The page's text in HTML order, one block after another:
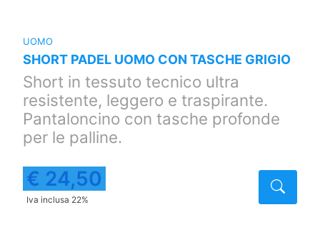
UOMO
SHORT PADEL UOMO CON TASCHE GRIGIO
Short in tessuto tecnico ultra
resistente, leggero e traspirante.
Pantaloncino con tasche profonde
per le palline.
€ 24,50
Iva inclusa 22%